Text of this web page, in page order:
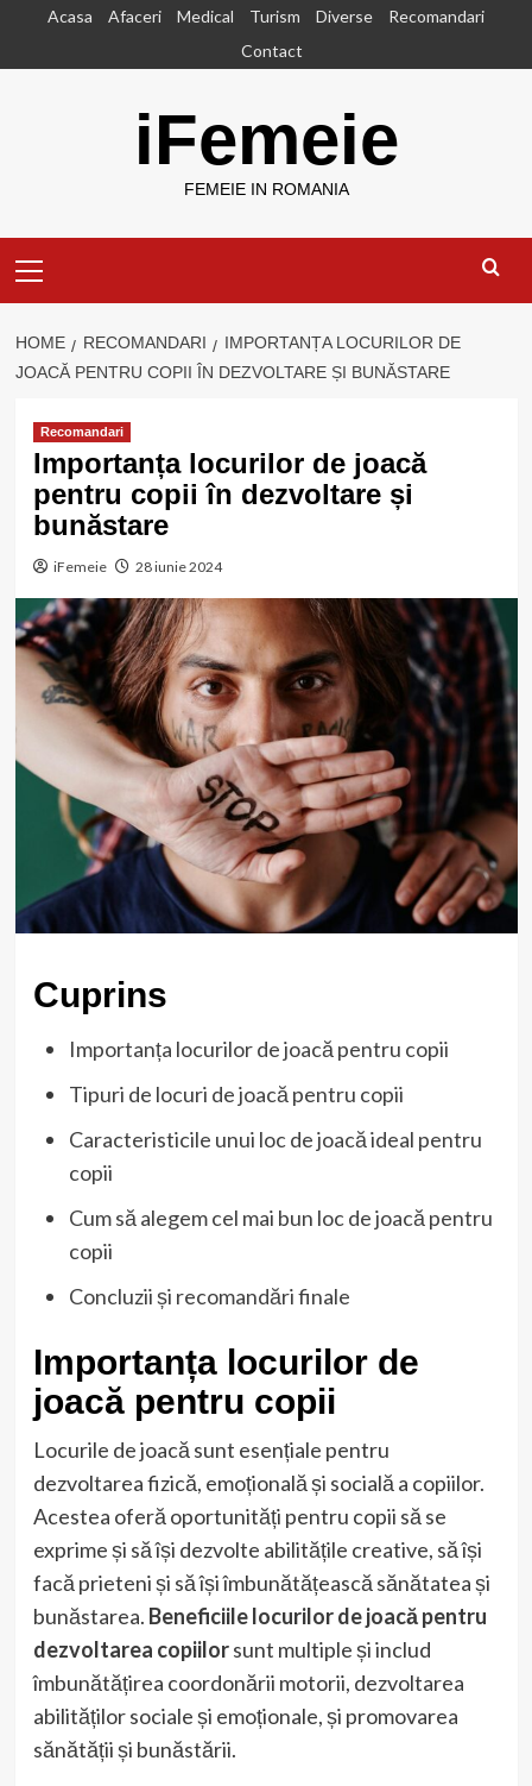
content
Acasa Afaceri Medical Turism Diverse
Recomandari
Contact
iFemeie
FEMEIE IN ROMANIA
Menu
HOME RECOMANDARI
IMPORTANȚA LOCURILOR DE
JOACĂ PENTRU COPII ÎN DEZVOLTARE ȘI BUNĂSTARE
Recomandari
Importanța locurilor de joacă
pentru copii în dezvoltare și
bunăstare
iFemeie 28 iunie 2024
Cuprins
Importanța locurilor de joacă pentru copii
Tipuri de locuri de joacă pentru copii
Caracteristicile unui loc de joacă ideal pentru
copii
Cum să alegem cel mai bun loc de joacă pentru
copii
Concluzii și recomandări finale
Importanța locurilor de
joacă pentru copii
Locurile de joacă sunt esențiale pentru
dezvoltarea fizică, emoțională și socială a copiilor.
Acestea oferă oportunități pentru copii să se
exprime și să își dezvolte abilitățile creative, să își
facă prieteni și să își îmbunătățească sănătatea și
bunăstarea. Beneficiile locurilor de joacă pentru
dezvoltarea copiilorsunt multiple și includ
îmbunătățirea coordonării motorii, dezvoltarea
abilităților sociale și emoționale, și promovarea
sănătății și bunăstării.